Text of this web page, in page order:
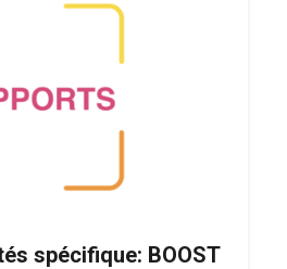
spécifique: BOOST